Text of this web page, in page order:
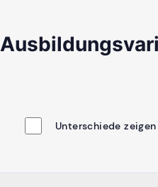
Unterschiede zeigen